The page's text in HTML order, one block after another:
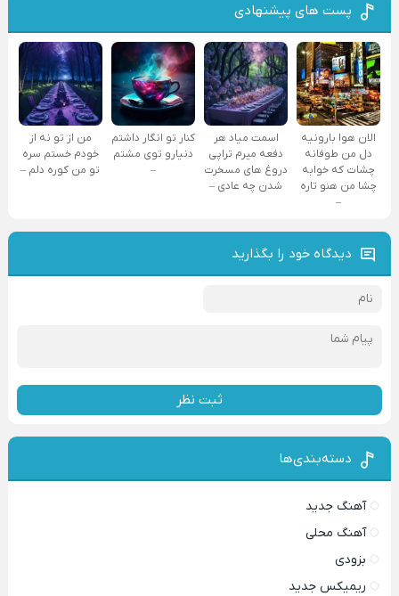
پست های پیشنهادی
الان هوا بارونیه
دل من طوفانه
چشات که خوابه
چشا من هنو تاره
–
اسمت میاد هر
دفعه میرم تراپی
دروغ‌ های مسخرت
شدن چه عادی –
کنار تو انگار داشتم
دنیارو توی مشتم
–
من از تو نه از
خودم خستم سره
تو من کوره دلم –
دیدگاه خود را بگذارید
ثبت نظر
دسته‌بندی‌ها
آهنگ جدید
آهنگ محلی
بزودی
ریمیکس جدید